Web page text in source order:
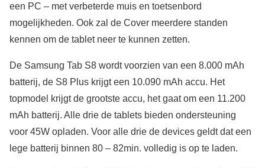
een PC – met verbeterde muis en toetsenbord
mogelijkheden. Ook zal de Cover meerdere standen
kennen om de tablet neer te kunnen zetten.
De Samsung Tab S8 wordt voorzien van een 8.000 mAh
batterij, de S8 Plus krijgt een 10.090 mAh accu. Het
topmodel krijgt de grootste accu, het gaat om een 11.200
mAh batterij. Alle drie de tablets bieden ondersteuning
voor 45W opladen. Voor alle drie de devices geldt dat een
lege batterij binnen 80 – 82min. volledig is op te laden.